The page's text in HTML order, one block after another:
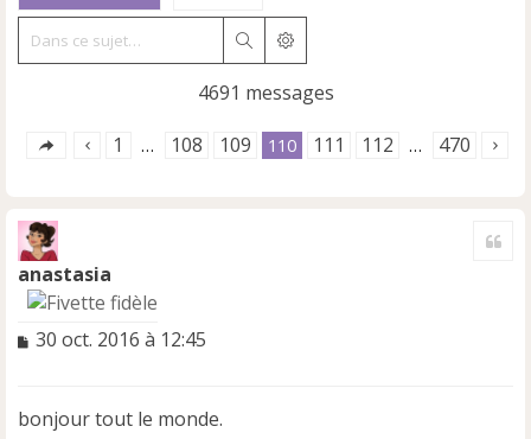
RechercherRecherche avancée
4691 messages
1 … 108 109 110 111 112 … 470
anastasia
M
a
30 oct. 2016 à 12:45
bonjour tout le monde.